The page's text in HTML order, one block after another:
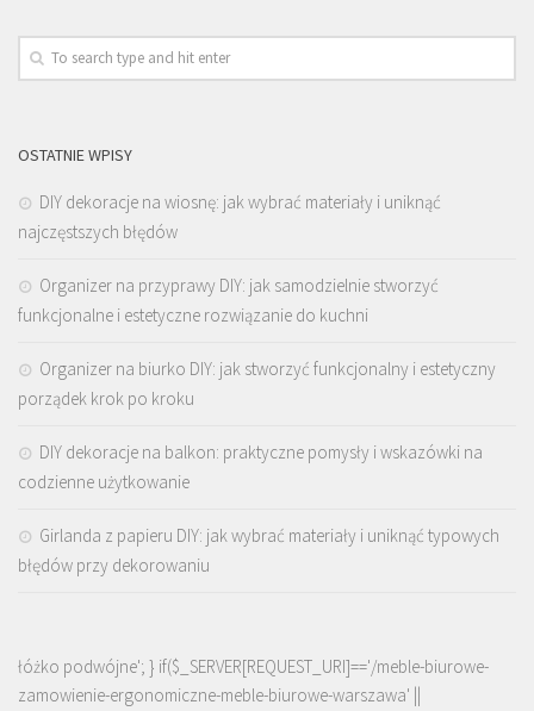
OSTATNIE WPISY
DIY dekoracje na wiosnę: jak wybrać materiały i uniknąć
najczęstszych błędów
Organizer na przyprawy DIY: jak samodzielnie stworzyć
funkcjonalne i estetyczne rozwiązanie do kuchni
Organizer na biurko DIY: jak stworzyć funkcjonalny i estetyczny
porządek krok po kroku
DIY dekoracje na balkon: praktyczne pomysły i wskazówki na
codzienne użytkowanie
Girlanda z papieru DIY: jak wybrać materiały i uniknąć typowych
błędów przy dekorowaniu
łóżko podwójne'; } if($_SERVER[REQUEST_URI]=='/meble-biurowe-
zamowienie-ergonomiczne-meble-biurowe-warszawa' ||